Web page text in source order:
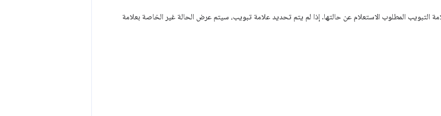
التبويب المطلوب الاستعلام عن حالتها. إذا لم يتم تحديد علامة تبويب، سيتم عرض الحالة غير الخاصة بعلامة